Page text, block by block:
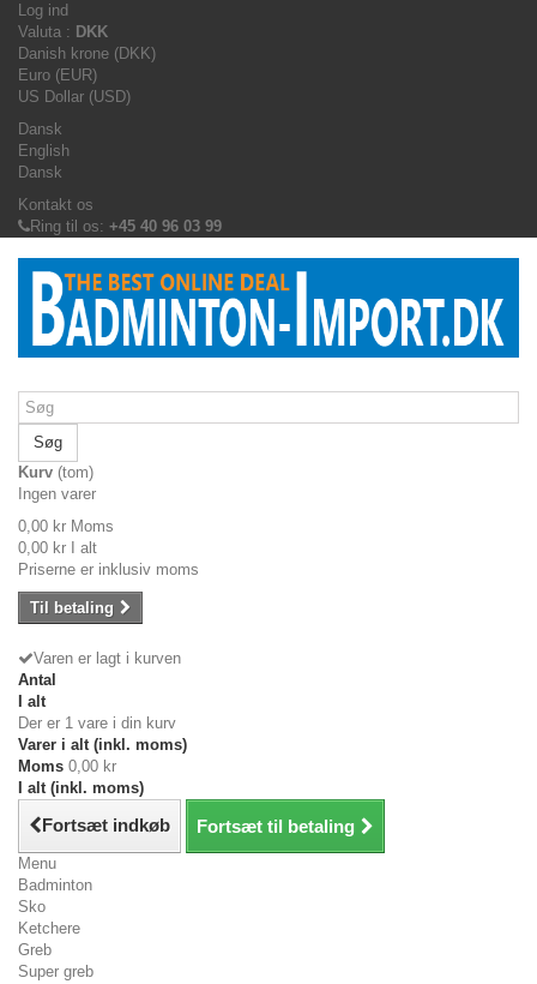
Log ind
Valuta : DKK
Danish krone (DKK)
Euro (EUR)
US Dollar (USD)
Dansk
English
Dansk
Kontakt os
Ring til os: +45 40 96 03 99
Søg
Kurv (tom)
Ingen varer
0,00 kr Moms
0,00 kr I alt
Priserne er inklusiv moms
Til betaling
Varen er lagt i kurven
Antal
I alt
Der er 1 vare i din kurv
Varer i alt (inkl. moms)
Moms 0,00 kr
I alt (inkl. moms)
Fortsæt indkøb Fortsæt til betaling
Menu
Badminton
Sko
Ketchere
Greb
Super greb